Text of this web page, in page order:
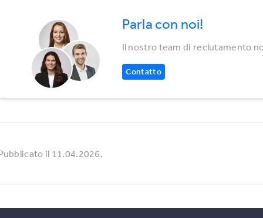
Parla con noi!
Il nostro team di reclutamento
Contatto
il 11.04.2026.